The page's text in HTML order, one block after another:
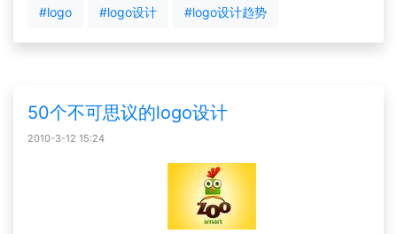
#logo #logo设计 #logo设计趋势
50个不可思议的logo设计
2010-3-12 15:24